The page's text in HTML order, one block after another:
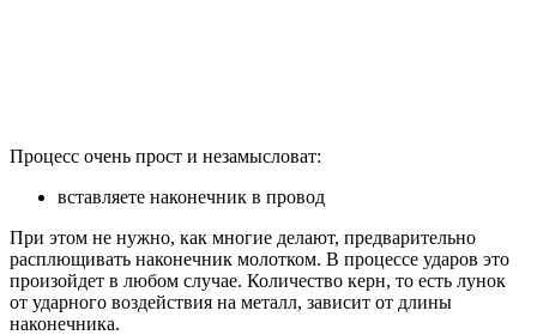
Процесс очень прост и незамысловат:
вставляете наконечник в провод
При этом не нужно, как многие делают, предварительно
расплющивать наконечник молотком. В процессе ударов это
произойдет в любом случае. Количество керн, то есть лунок
от ударного воздействия на металл, зависит от длины
наконечника.